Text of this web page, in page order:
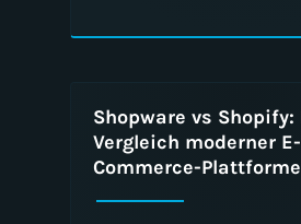
E-Mail-Marketing
Shopware vs Shopify:
Vergleich moderner E-
Commerce-